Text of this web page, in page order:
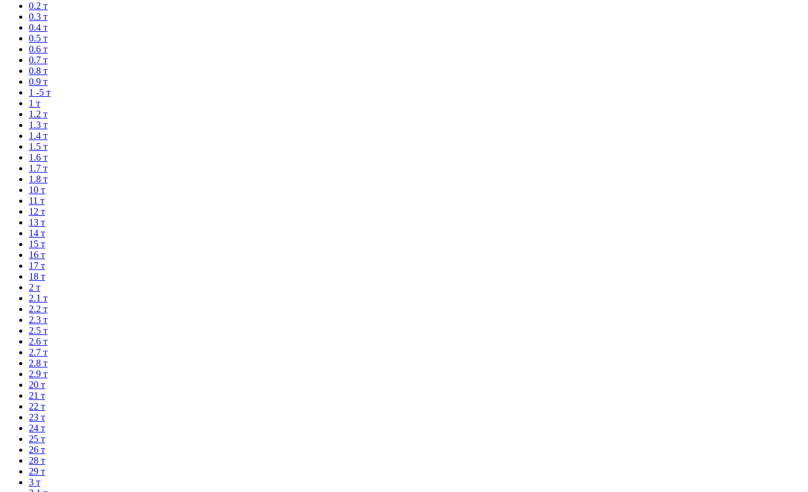
0.2 т
0.3 т
0.4 т
0.5 т
0.6 т
0.7 т
0.8 т
0.9 т
1 -5 т
1 т
1.2 т
1.3 т
1.4 т
1.5 т
1.6 т
1.7 т
1.8 т
10 т
11 т
12 т
13 т
14 т
15 т
16 т
17 т
18 т
2 т
2.1 т
2.2 т
2.3 т
2.5 т
2.6 т
2.7 т
2.8 т
2.9 т
20 т
21 т
22 т
23 т
24 т
25 т
26 т
28 т
29 т
3 т